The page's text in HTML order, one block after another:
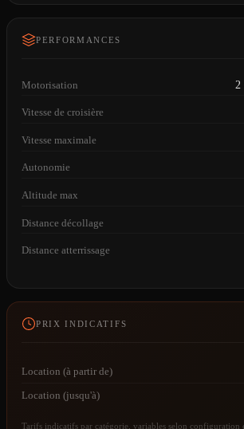
PERFORMANCES
Motorisation 2
Vitesse de croisière
Vitesse maximale
Autonomie
Altitude max
Distance décollage
Distance atterrissage
PRIX INDICATIFS
Location (à partir de)
Location (jusqu'à)
Tarifs indicatifs par catégorie, variables selon configuration